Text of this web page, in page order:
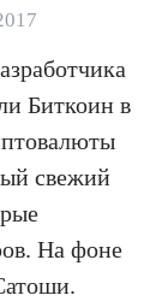
Биткоин в
свежий
На фоне